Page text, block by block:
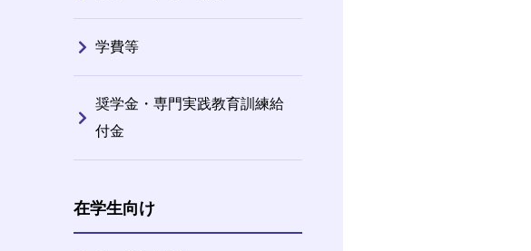
学費等
奨学金・専門実践教育訓練給
付金
在学生向け